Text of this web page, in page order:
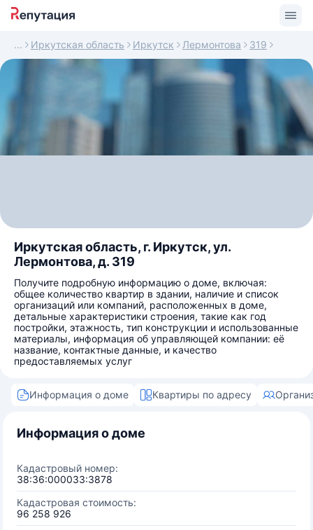
Иркутская область Иркутск Лермонтова 319
Иркутская область, г. Иркутск, ул.
Лермонтова, д. 319
Получите подробную информацию о доме, включая:
общее количество квартир в здании, наличие и список
организаций или компаний, расположенных в доме,
детальные характеристики строения, такие как год
постройки, этажность, тип конструкции и использованные
материалы, информация об управляющей компании: её
название, контактные данные, и качество
предоставляемых услуг
Информация о доме Квартиры по адресу
Информация о доме
Кадастровый номер:
38:36:000033:3878
Кадастровая стоимость:
96 258 926